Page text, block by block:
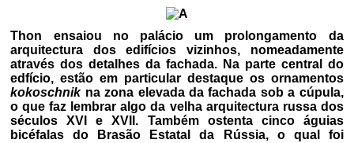
Thon ensaiou no palácio um prolongamento da
arquitectura dos edifícios vizinhos, nomeadamente
através dos detalhes da fachada. Na parte central do
edfício, estão em particular destaque os ornamentos
kokoschnikna zona elevada da fachada sob a cúpula,
o que faz lembrar algo da velha arquitectura russa dos
séculos XVI e XVII. Também ostenta cinco águias
bicéfalas do Brasão Estatal da Rússia, o qual foi